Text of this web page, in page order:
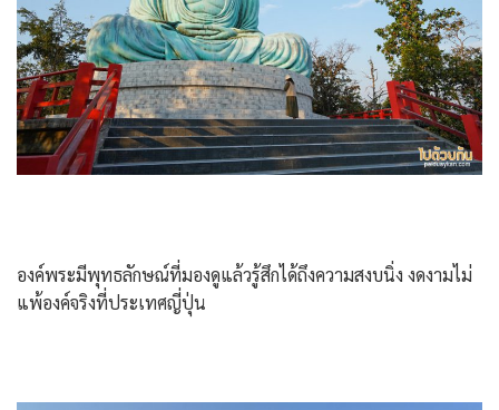
องค์พระมีพุทธลักษณ์ที่มองดูแล้วรู้สึกได้ถึงความสงบนิ่ง งดงามไม่
แพ้องค์จริงที่ประเทศญี่ปุ่น